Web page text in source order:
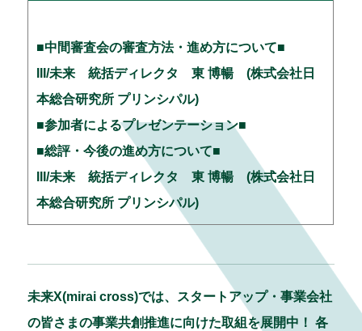
■中間審査会の審査方法・進め方について■
III/未来 統括ディレクタ 東 博暢 (株式会社日
本総合研究所 プリンシパル)
■参加者によるプレゼンテーション■
■総評・今後の進め方について■
III/未来 統括ディレクタ 東 博暢 (株式会社日
本総合研究所 プリンシパル)
未来X(mirai cross)では、スタートアップ・事業会社
の皆さまの事業共創推進に向けた取組を展開中！ 各